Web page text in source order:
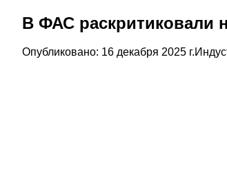
В ФАС раскритиковали
Опубликовано: 16 декабря 2025 г.